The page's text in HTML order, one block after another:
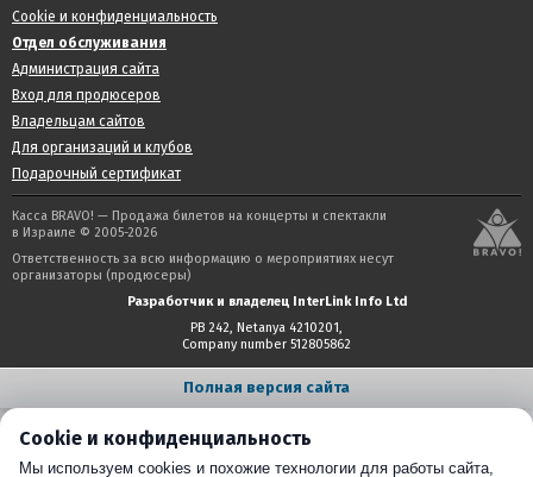
Cookie и конфиденциальность
Отдел обслуживания
Администрация сайта
Вход для продюсеров
Владельцам сайтов
Для организаций и клубов
Подарочный сертификат
Касса BRAVO! — Продажа билетов на концерты и спектакли
в Израиле © 2005-2026
Ответственность за всю информацию о мероприятиях несут
организаторы (продюсеры)
Разработчик и владелец InterLink Info Ltd
PB 242, Netanya 4210201,
Company number 512805862
Полная версия сайта
Cookie и конфиденциальность
Мы используем cookies и похожие технологии для работы сайта,